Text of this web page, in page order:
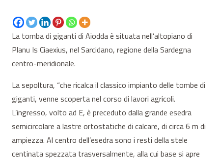
La tomba di giganti di Aiodda è situata nell’altopiano di
Planu Is Ciaexius, nel Sarcidano, regione della Sardegna
centro-meridionale.
La sepoltura, “che ricalca il classico impianto delle tombe di
giganti, venne scoperta nel corso di lavori agricoli.
L’ingresso, volto ad E, è preceduto dalla grande esedra
semicircolare a lastre ortostatiche di calcare, di circa 6 m di
ampiezza. Al centro dell’esedra sono i resti della stele
centinata spezzata trasversalmente, alla cui base si apre